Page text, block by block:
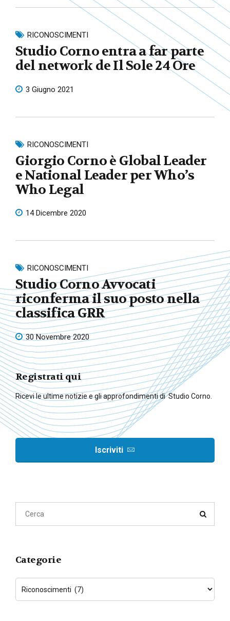
RICONOSCIMENTI
Studio Corno entra a far parte
del network de Il Sole 24 Ore
3 Giugno 2021
RICONOSCIMENTI
Giorgio Corno è Global Leader
e National Leader per Who’s
Who Legal
14 Dicembre 2020
RICONOSCIMENTI
Studio Corno Avvocati
riconferma il suo posto nella
classifica GRR
30 Novembre 2020
Registrati qui
Ricevi le ultime notizie e gli approfondimenti di Studio Corno.
Iscriviti
Categorie